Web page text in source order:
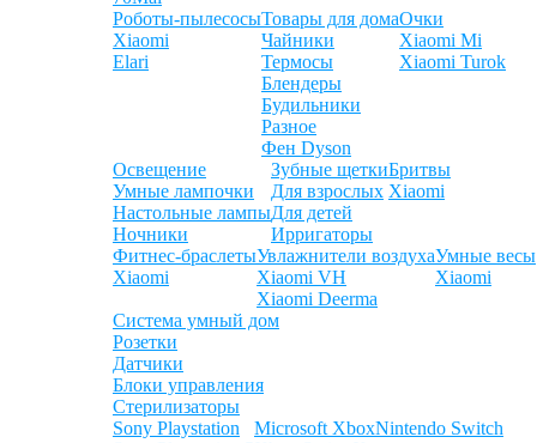
Роботы-пылесосы
Xiaomi
Elari
Товары для дома
Чайники
Термосы
Блендеры
Будильники
Разное
Фен Dyson
Очки
Xiaomi Mi
Xiaomi Turok
Освещение
Умные лампочки
Настольные лампы
Ночники
Зубные щетки
Для взрослых
Для детей
Ирригаторы
Бритвы
Xiaomi
Фитнес-браслеты
Xiaomi
Увлажнители воздуха
Xiaomi VH
Xiaomi Deerma
Умные весы
Xiaomi
Система умный дом
Розетки
Датчики
Блоки управления
Стерилизаторы
Sony Playstation
Microsoft XboxNintendo Switch